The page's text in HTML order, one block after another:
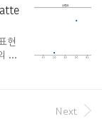
와
원
장
지
로
회
현
상
라
Next